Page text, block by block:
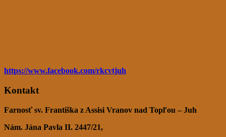
https://www.facebook.com/rkcvtjuh
Kontakt
Farnosť sv. Františka z Assisi Vranov nad Topľou – Juh
Nám. Jána Pavla II. 2447/21,